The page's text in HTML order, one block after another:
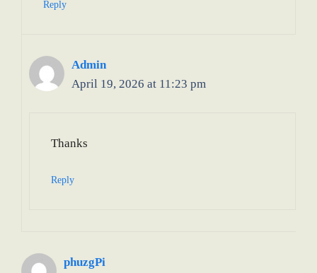
Reply
Admin
April 19, 2026 at 11:23 pm
Thanks
Reply
phuzgPi